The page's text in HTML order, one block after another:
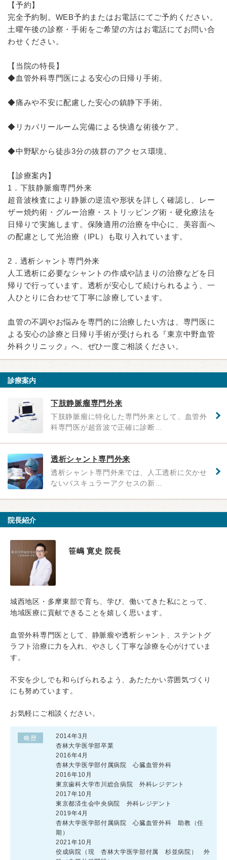
【予約】
完全予約制。WEB予約またはお電話にてご予約ください。
土曜午後の診察・手術をご希望の方はお電話にてお問い合
わせください。
【当院の特長】
◆血管外科専門医による安心の日帰り手術。
◆痛みや不安に配慮した安心の鎮静下手術。
◆リカバリールーム完備による快適な術後ケア。
◆中野駅から徒歩3分の抜群のアクセス環境。
【診療案内】
1．下肢静脈瘤専門外来
超音波検査により静脈の逆流や形状を詳しく確認し、レー
ザー焼灼術・グルー治療・ストリッピング術・硬化療法を
日帰りで実施します。保険適用の治療を中心に、美容面へ
の配慮として光治療（IPL）も取り入れています。
2．透析シャント専門外来
人工透析に必要なシャントの作成や詰まりの治療などを日
帰りで行っています。透析が安心して続けられるよう、一
人ひとりに合わせて丁寧に診療しています。
血管の不調やお悩みを専門的に治療したい方は、専門医に
よる安心の診療と日帰り手術が受けられる『東京中野血管
外科クリニック』へ、ぜひ一度ご相談ください。
診療案内
下肢静脈瘤専門外来
下肢静脈瘤に特化した専門外来として、血管外
科専門医が超音波で正確に診断…
透析シャント専門外来
透析シャント専門外来では、人工透析に欠かせ
ないバスキュラーアクセスの新…
院長紹介
笹嶋 寛史 院長
城西地区・多摩東部で育ち、学び、働いてきた私にとって、
地域医療に貢献できることを嬉しく思います。
血管外科専門医として、静脈瘤や透析シャント、ステントグ
ラフト治療に力を入れ、やさしく丁寧な診療を心がけていま
す。
不安を少しでも和らげられるよう、あたたかい雰囲気づくり
にも努めています。
お気軽にご相談ください。
略歴
2014年3月
杏林大学医学部卒業
2016年4月
杏林大学医学部付属病院 心臓血管外科
2016年10月
東京歯科大学市川総合病院 外科レジデント
2017年10月
東京都済生会中央病院 外科レジデント
2019年4月
杏林大学医学部付属病院 心臓血管外科 助教（任
期）
2021年10月
佼成病院（現 杏林大学医学部付属 杉並病院） 外